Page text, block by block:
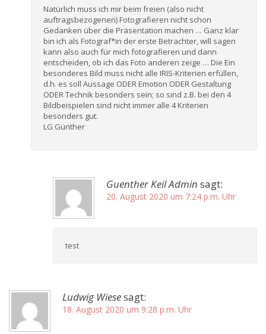
Natürlich muss ich mir beim freien (also nicht
auftragsbezogenen) Fotografieren nicht schon
Gedanken über die Präsentation machen … Ganz klar
bin ich als Fotograf*in der erste Betrachter, will sagen
kann also auch für mich fotografieren und dann
entscheiden, ob ich das Foto anderen zeige … Die Ein
besonderes Bild muss nicht alle IRIS-Kriterien erfüllen,
d.h. es soll Aussage ODER Emotion ODER Gestaltung
ODER Technik besonders sein; so sind z.B. bei den 4
Bildbeispielen sind nicht immer alle 4 Kriterien
besonders gut.
LG Günther
Guenther Keil Admin sagt:
20. August 2020 um 7:24 p.m. Uhr
test
Ludwig Wiesesagt:
18. August 2020 um 9:28 p.m. Uhr